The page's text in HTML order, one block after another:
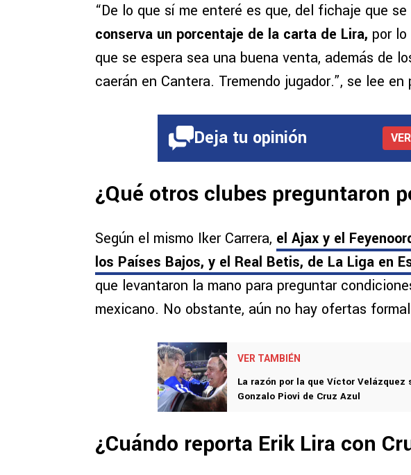
“De lo que sí me enteré es que, del fichaje que se
conserva un porcentaje de la carta de Lira, por
que se espera sea una buena venta, además de
caerán en Cantera. Tremendo jugador.”, se lee
Deja tu opinión
¿Qué otros clubes preguntaron
Según el mismo Iker Carrera, el Ajax y el
los Países Bajos, y el Real Betis, de La Liga en
que levantaron la mano para preguntar
mexicano. No obstante, aún no hay ofertas
VER TAMBIÉN
La razón por la que Víctor Velázquez
Gonzalo Piovi de Cruz Azul
¿Cuándo reporta Erik Lira con